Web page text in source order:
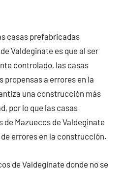
casas prefabricadas
Valdeginate es que al ser
controlado, las casas
propensas a errores en la
una construcción más
por lo que las casas
Mazuecos de Valdeginate
errores en la construcción.
de Valdeginate donde no se